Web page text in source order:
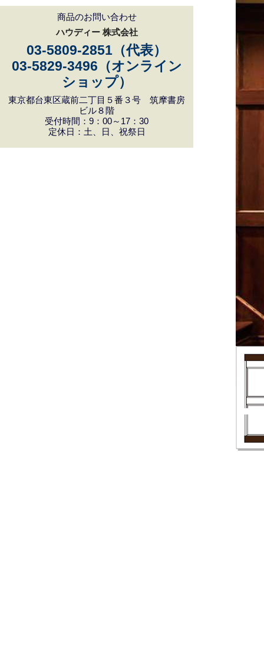
商品のお問い合わせ
ハウディー 株式会社
03-5809-2851（代表）
03-5829-3496（オンライン
ショップ）
東京都台東区蔵前二丁目５番３号 筑摩書房
ビル８階
受付時間：9：00～17：30
定休日：土、日、祝祭日